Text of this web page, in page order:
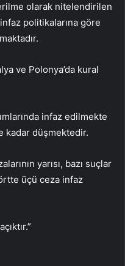
olarak nitelendirilen
politikalarına göre
ve Polonya’da kural
infaz edilmekte
kadar düşmektedir.
yarısı, bazı suçlar
üçü ceza infaz